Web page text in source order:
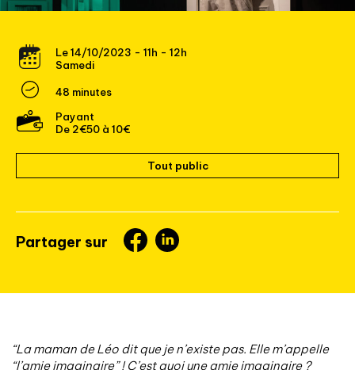
Le 14/10/2023 - 11h - 12h
Samedi
48 minutes
Payant
De 2€50 à 10€
Tout public
Partager sur
“La maman de Léo dit que je n’existe pas. Elle m’appelle
“l’amie imaginaire” ! C’est quoi une amie imaginaire ?